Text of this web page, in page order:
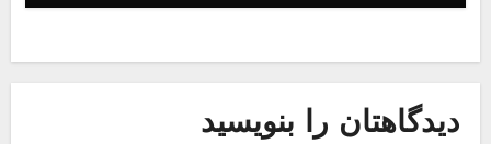
دیدگاهتان را بنویسید